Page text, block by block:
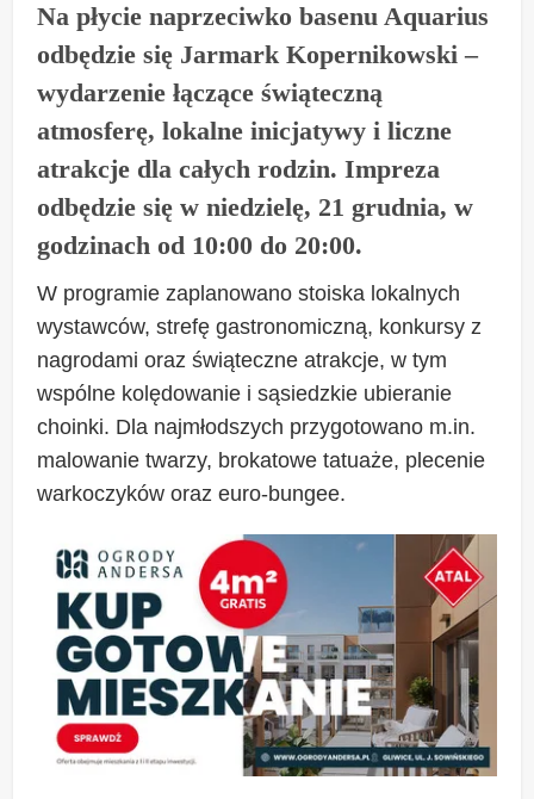
Na płycie naprzeciwko basenu Aquarius
odbędzie się Jarmark Kopernikowski –
wydarzenie łączące świąteczną
atmosferę, lokalne inicjatywy i liczne
atrakcje dla całych rodzin. Impreza
odbędzie się w niedzielę, 21 grudnia, w
godzinach od 10:00 do 20:00.
W programie zaplanowano stoiska lokalnych
wystawców, strefę gastronomiczną, konkursy z
nagrodami oraz świąteczne atrakcje, w tym
wspólne kolędowanie i sąsiedzkie ubieranie
choinki. Dla najmłodszych przygotowano m.in.
malowanie twarzy, brokatowe tatuaże, plecenie
warkoczyków oraz euro-bungee.